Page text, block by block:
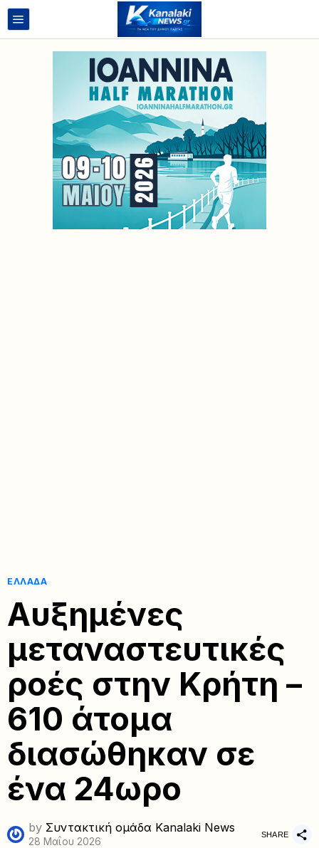
ΕΛΛΆΔΑ
Αυξημένες
μεταναστευτικές
ροές στην Κρήτη –
610 άτομα
διασώθηκαν σε
ένα 24ωρο
by Συντακτική ομάδα Kanalaki News
28 Μαΐου 2026
SHARE